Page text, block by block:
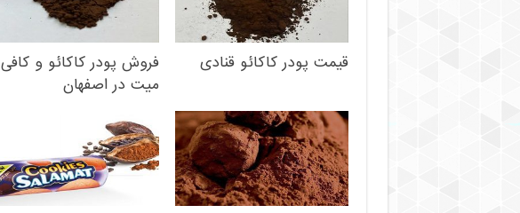
قیمت پودر کاکائو قنادی
فروش پودر کاکائو و کافی
میت در اصفهان